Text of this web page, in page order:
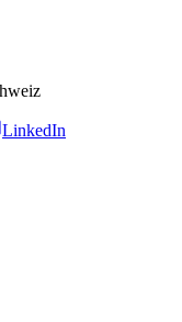
LinkedIn